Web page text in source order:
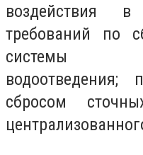
воздействия
требований по
системы
водоотведения;
сбросом